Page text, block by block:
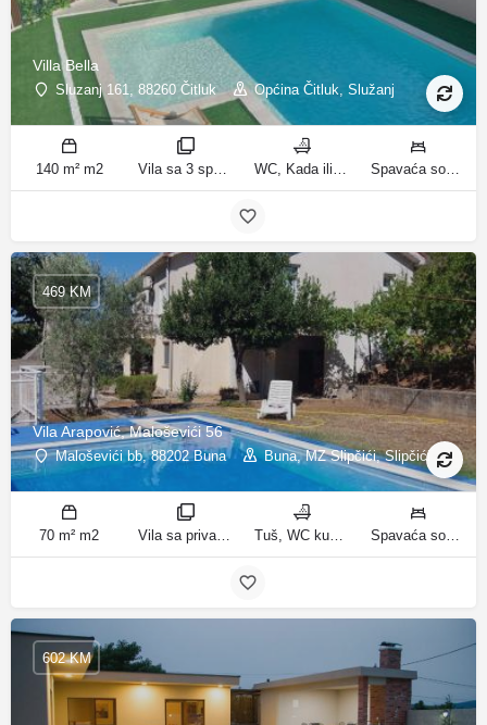
Villa Bella
Sluzanj 161, 88260 Čitluk Općina Čitluk, Služanj
140 m² m2 Vila sa 3 spavaće sobe sobe WC, Kada ili tuš kupatila Spavaća soba 1: 1 bračni krevet | Spavaća soba 2: 2 kreveta za jednu osobu | Spavaća soba 3: 2 kreveta za jednu osobu | Dnevni boravak: 1 kauč na razvlačenje ležaja
Vila Arapović, Maloševići 56
Maloševići bb, 88202 Buna Buna, MZ Slipčići, Slipčići
469 KM
70 m² m2 Vila sa privatnim bazenom sobe Tuš, WC kupatila Spavaća soba 1: 3 odvojena kreveta | Spavaća soba 2: 3 kreveta za jednu osobu | Dnevni boravak: 1 kauč na razvlačenje ležaja
602 KM